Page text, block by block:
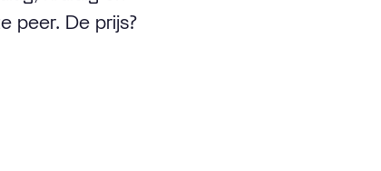
peer. De prijs?